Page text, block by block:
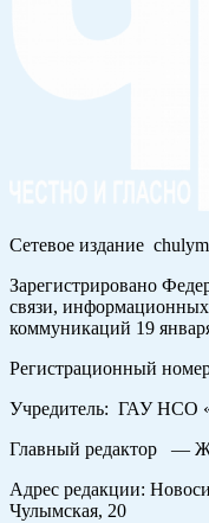
Сетевое издание
Зарегистрировано
связи,
коммуникаций 19
Регистрационный
Учредитель: ГАУ НСО
Главный редактор —
Адрес редакции:
Чулымская, 20